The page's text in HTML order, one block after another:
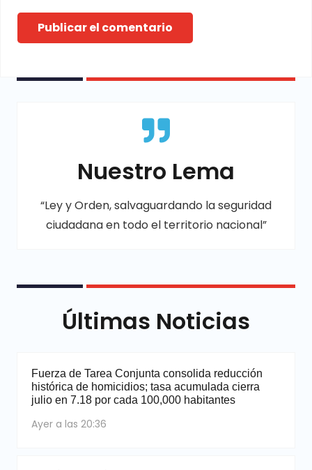
Publicar el comentario
Nuestro Lema
“Ley y Orden, salvaguardando la seguridad
ciudadana en todo el territorio nacional”
Últimas Noticias
Fuerza de Tarea Conjunta consolida reducción
histórica de homicidios; tasa acumulada cierra
julio en 7.18 por cada 100,000 habitantes
Ayer a las 20:36